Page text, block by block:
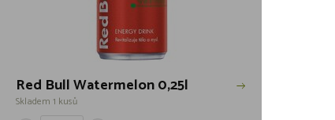
Red Bull Watermelon 0,25l
Skladem 1 kusů